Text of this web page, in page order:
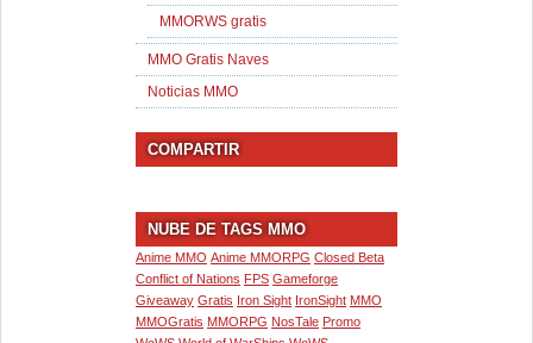
MMORWS gratis
MMO Gratis Naves
Noticias MMO
COMPARTIR
NUBE DE TAGS MMO
Anime MMO Anime MMORPG Closed Beta
Conflict of Nations FPS Gameforge
Giveaway Gratis Iron Sight IronSight MMO
MMOGratis MMORPG NosTale Promo